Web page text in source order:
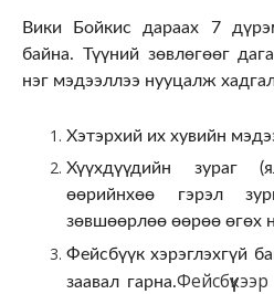
Вики Бойкис дараах 7
байна. Түүний зөвлөгөөг
нэг мэдээллээ нууцалж
Хэтэрхий их хувийн
Хүүхдүүдийн зураг
өөрийнхөө гэрэл
зөвшөөрлөө өөрөө өгөх
Фейсбүүк хэрэглэхгүй
заавал гарна.